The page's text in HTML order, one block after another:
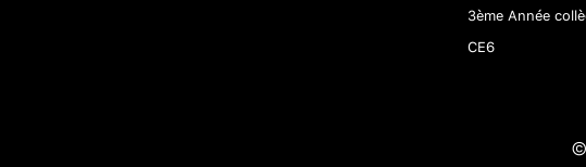
3ème Année
CE6